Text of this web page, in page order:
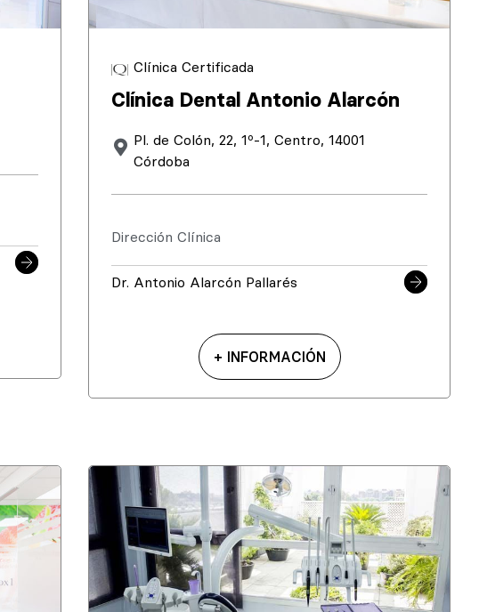
Clínica Certificada
Clínica Dental Antonio Alarcón
Pl. de Colón, 22, 1º-1, Centro, 14001
Córdoba
Dirección Clínica
Dr. Antonio Alarcón Pallarés
+ INFORMACIÓN